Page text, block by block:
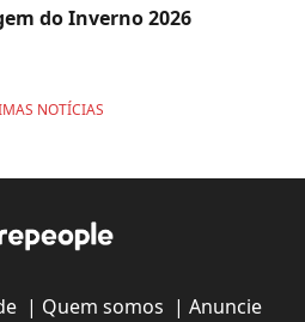
do Inverno 2026
NOTÍCIAS
| Quem somos | Anuncie